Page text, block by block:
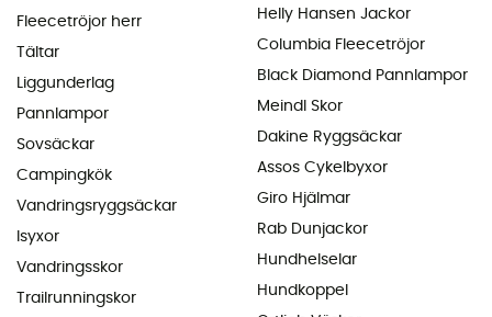
Fleecetröjor herr
Tältar
Liggunderlag
Pannlampor
Sovsäckar
Campingkök
Vandringsryggsäckar
Isyxor
Vandringsskor
Trailrunningskor
Helly Hansen Jackor
Columbia Fleecetröjor
Black Diamond Pannlampor
Meindl Skor
Dakine Ryggsäckar
Assos Cykelbyxor
Giro Hjälmar
Rab Dunjackor
Hundhelselar
Hundkoppel